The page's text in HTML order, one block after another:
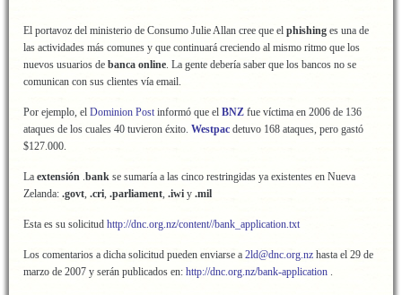
El portavoz del ministerio de Consumo Julie Allan cree que el phishing es una de
las actividades más comunes y que continuará creciendo al mismo ritmo que los
nuevos usuarios de banca online. La gente debería saber que los bancos no se
comunican con sus clientes vía email.
Por ejemplo, el Dominion Post informó que el BNZ fue víctima en 2006 de 136
ataques de los cuales 40 tuvieron éxito. Westpac detuvo 168 ataques, pero gastó
$127.000.
La extensión .bank se sumaría a las cinco restringidas ya existentes en Nueva
Zelanda: .govt, .cri, .parliament, .iwi y .mil
Esta es su solicitud http://dnc.org.nz/content//bank_application.txt
Los comentarios a dicha solicitud pueden enviarse a 2ld@dnc.org.nz hasta el 29 de
marzo de 2007 y serán publicados en: http://dnc.org.nz/bank-application .